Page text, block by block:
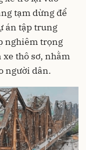
tạm dừng để
án tập trung
nghiêm trọng
thô sơ, nhằm
người dân.